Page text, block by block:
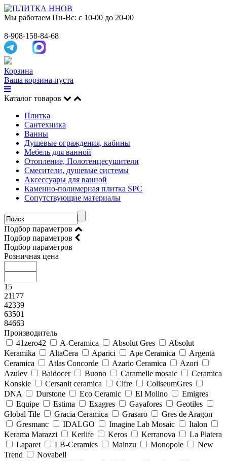
Мы работаем Пн-Вс: с 10-00 до 20-00
8-908-158-84-68
Корзина
Ваша корзина пуста
Каталог товаров
Плитка
Сантехника
Ванны
Душевые ограждения, кабины
Мебель для ванной
Отопление, Полотенцесушители
Смесители, душевые системы
Аксессуары для ванной
Каменно-полимерная плитка SPC
Сопутствующие материалы
Подбор параметров
Подбор параметров
Подбор параметров
Розничная цена
15
21177
42339
63501
84663
Производитель
41zero42
A-Ceramica Absolut Gres
Absolut
Keramika
AltaCera Aparici Ape Ceramica
Argenta
Ceramica
Atlas Concorde Azario Ceramica
Azori
Azulev
Baldocer Buono Caramelle mosaic
Ceramica
Konskie
Cersanit ceramica Cifre
ColiseumGres
DNA
Durstone Eco Ceramic El Molino
Emigres
Equipe
Estima Exagres Gayafores
Geotiles
Global Tile
Gracia Ceramica Grasaro
Gres de Aragon
Gresmanc
IDALGO Imagine Lab Mosaic
Italon
Kerama Marazzi
Kerlife Keros Kerranova
La Platera
Laparet
LB-Ceramics Mainzu Monopole
New
Trend
Novabell